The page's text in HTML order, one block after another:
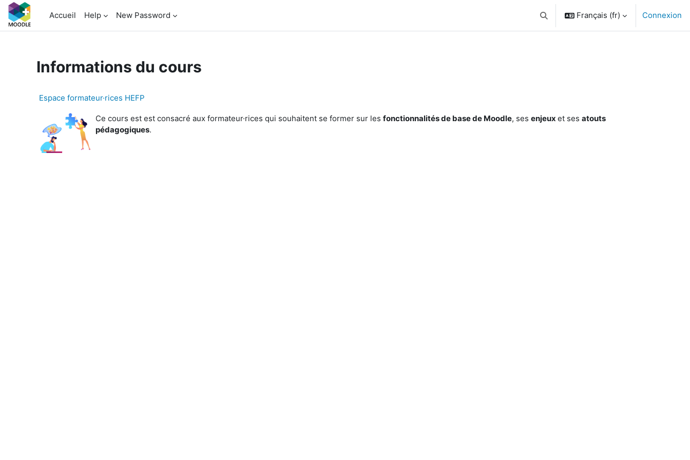
Passer au contenu principal
Accueil
Help New Password Activer/désactiver la saisie de recherche
Français ‎(fr)‎ Connexion
Informations du cours
Espace formateur·rices HEFP
Ce cours est est consacré aux formateur·rices qui souhaitent se former sur les fonctionnalités de base de Moodle, ses enjeux et ses atouts
pédagogiques.